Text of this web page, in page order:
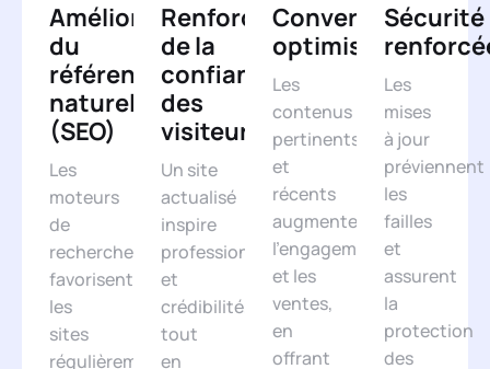
Amélioration
du
référencement
naturel
(SEO)
Les
moteurs
de
recherche
favorisent
les
sites
régulièrement
Renforcement
de la
confiance
des
visiteurs
Un site
actualisé
inspire
professionnalisme
et
crédibilité,
tout
en
Conversion
optimisée
Les
contenus
pertinents
et
récents
augmentent
l’engagement
et les
ventes,
en
offrant
Sécurité
Les
mises
à jour
préviennent
les
failles
et
assurent
la
protection
des